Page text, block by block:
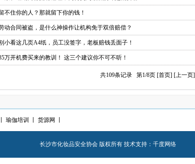
不住你的人？那就留下你的钱！
动合同被盗，是什么神操作让机构免于双倍赔偿？
小看这几页A4纸，员工没签字，老板赔钱丢面子！
万开机费买来的教训！ 这三个建议你不可不听！
共109条记录 第1/8页 [首页] [上一页]
瑜伽培训 货源网
长沙市化妆品安全协会 版权所有 技术支持： 千度网络